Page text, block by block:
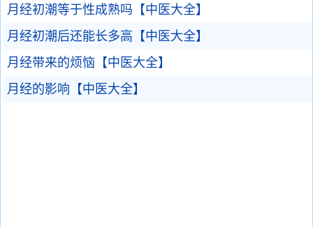
月经初潮等于性成熟吗【中医大全】
月经初潮后还能长多高【中医大全】
月经带来的烦恼【中医大全】
月经的影响【中医大全】